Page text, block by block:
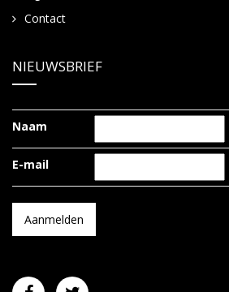
Contact
NIEUWSBRIEF
Naam
E-mail